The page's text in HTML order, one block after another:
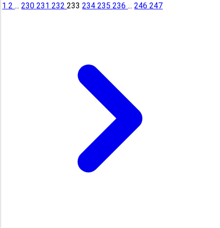
12... 230231232233 234235236... 246247